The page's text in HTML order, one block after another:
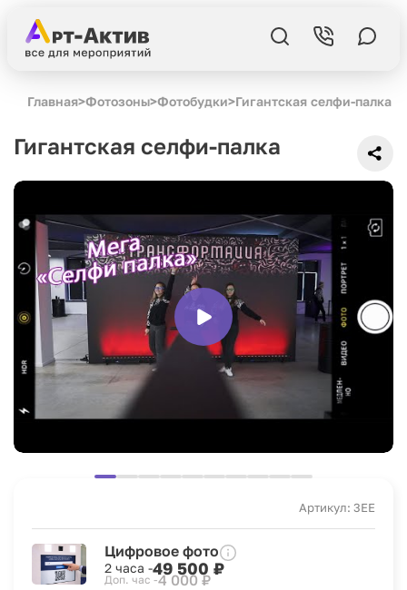
Главная>Фотозоны>Фотобудки>Гигантская селфи-палка
Гигантская селфи-палка
Артикул: 3EE
Цифровое фото
2 часа -49 500 ₽
Доп. час -4 000 ₽